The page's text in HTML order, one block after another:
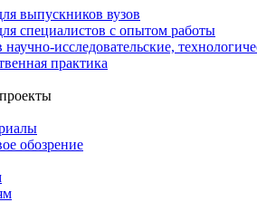
выпускников вузов
специалистов с опытом работы
исследовательские,
практика
обозрение